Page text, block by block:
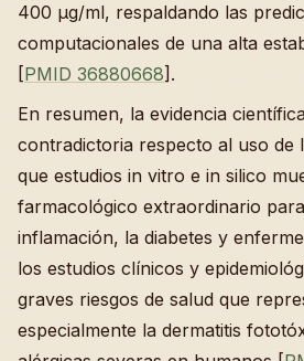
400 µg/ml, respaldando las
computacionales de una alta
[PMID 36880668].
En resumen, la evidencia
contradictoria respecto al uso de
que estudios in vitro e in silico
farmacológico extraordinario
inflamación, la diabetes y
los estudios clínicos y
graves riesgos de salud que
especialmente la dermatitis